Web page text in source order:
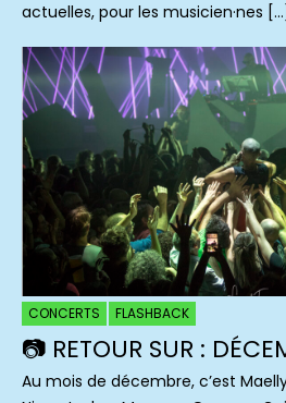
actuelles, pour les musicien·nes […]
CONCERTS FLASHBACK
📷 RETOUR SUR :
Au mois de décembre, c’est